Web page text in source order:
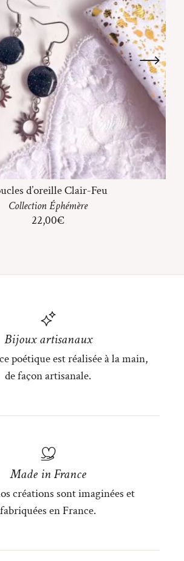
d’oreille Clair-Feu
CollectionÉphémère
22,00€
Bijoux artisanaux
poétique est réalisée à la main,
de façon artisanale.
Made in France
créations sont imaginées et
fabriquées en France.